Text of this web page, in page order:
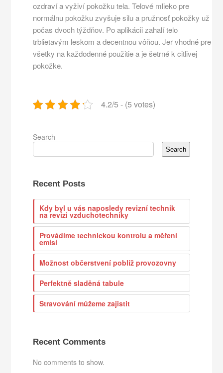
ozdraví a vyživí pokožku tela. Telové mlieko pre
normálnu pokožku zvyšuje silu a pružnosť pokožky už
počas dvoch týždňov. Po aplikácii zahalí telo
trblietavým leskom a decentnou vôňou. Jer vhodné pre
všetky na každodenné použitie a je šetrné k citlivej
pokožke.
4.2/5 - (5 votes)
Search
Search
Recent Posts
Kdy byl u vás naposledy revizní technik
na revizi vzduchotechniky
Provádíme technickou kontrolu a měření
emisí
Možnost občerstvení poblíž provozovny
Perfektně sladěná tabule
Stravování můžeme zajistit
Recent Comments
No comments to show.